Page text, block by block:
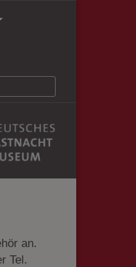
an.
Tel.